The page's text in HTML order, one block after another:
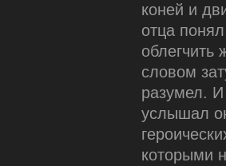
коней и
отца
словом
разумел.
услышал
которыми